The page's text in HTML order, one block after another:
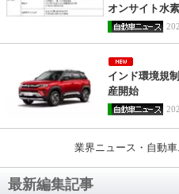
オンサイト水
インド環境規
産開始
業界ニュース・自動
最新編集記事